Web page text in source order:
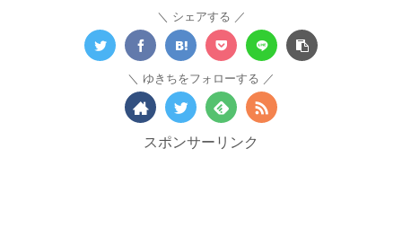
シェアする
ゆきちをフォローする
スポンサーリンク